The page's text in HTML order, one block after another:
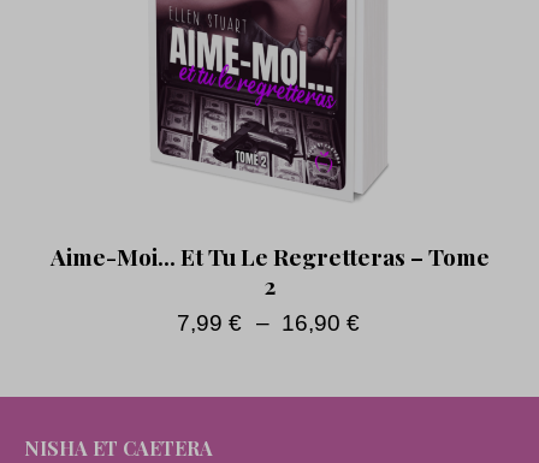
Aime-Moi… Et Tu Le Regretteras – Tome
2
7,99 € – 16,90 €
NISHA ET CAETERA